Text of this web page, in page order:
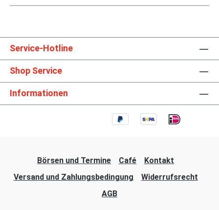
Service-Hotline
Shop Service
Informationen
Börsen und Termine Café
Kontakt
Versand und Zahlungsbedingung
Widerrufsrecht
AGB